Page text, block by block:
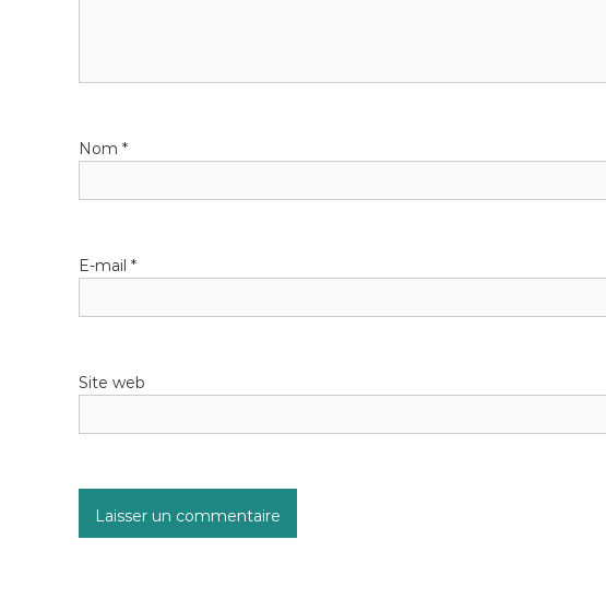
Nom *
E-mail *
Site web